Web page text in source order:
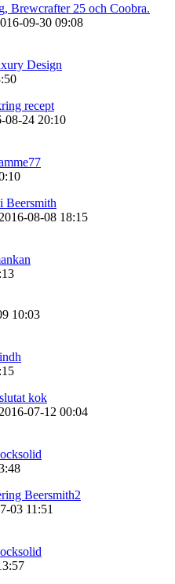
Brewcrafter 25 och Coobra.
09-30 09:08
Design
recept
08-24 20:10
Beersmith
08-08 18:15
10:03
kok
07-12 00:04
Beersmith2
03 11:51